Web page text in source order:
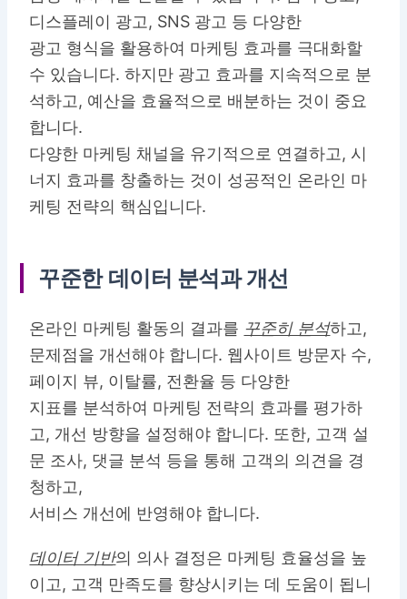
디스플레이 광고, SNS 광고 등 다양한
광고 형식을 활용하여 마케팅 효과를 극대화할
수 있습니다. 하지만 광고 효과를 지속적으로 분
석하고, 예산을 효율적으로 배분하는 것이 중요
합니다.
다양한 마케팅 채널을 유기적으로 연결하고, 시
너지 효과를 창출하는 것이 성공적인 온라인 마
케팅 전략의 핵심입니다.
꾸준한 데이터 분석과 개선
온라인 마케팅 활동의 결과를 꾸준히 분석하고,
문제점을 개선해야 합니다. 웹사이트 방문자 수,
페이지 뷰, 이탈률, 전환율 등 다양한
지표를 분석하여 마케팅 전략의 효과를 평가하
고, 개선 방향을 설정해야 합니다. 또한, 고객 설
문 조사, 댓글 분석 등을 통해 고객의 의견을 경
청하고,
서비스 개선에 반영해야 합니다.
데이터 기반의 의사 결정은 마케팅 효율성을 높
이고, 고객 만족도를 향상시키는 데 도움이 됩니